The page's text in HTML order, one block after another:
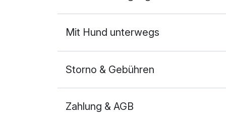
Mit Hund unterwegs
Storno & Gebühren
Zahlung & AGB